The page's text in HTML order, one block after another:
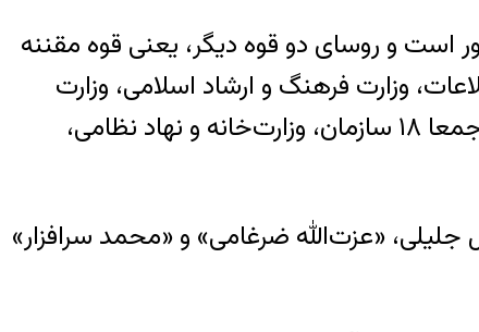
و روسای دو قوه دیگر، یعنی قوه مقننه
وزارت فرهنگ و ارشاد اسلامی، وزارت
اطلاعات، وزارت دفاع، سازمان تبلیغات اسلامی، فرمانده کل سپاه، رییس سازمان پدافند غیرعامل و جمعا ۱۸ سازمان، وزارت‌خانه و نهاد نظامی،
«عزت‌الله ضرغامی» و «محمد سرافزار»